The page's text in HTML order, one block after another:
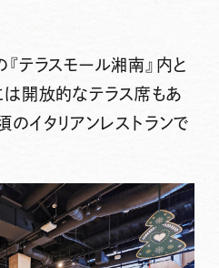
テラスモール湘南』内と
は 開放的なテラス席もあ
イタリアンレストランで